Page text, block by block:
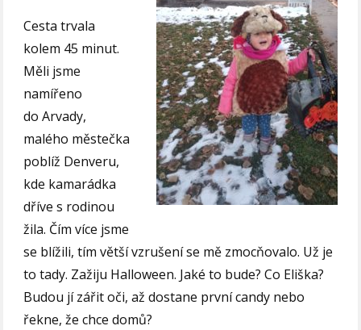
Cesta trvala
kolem 45 minut.
Měli jsme
namířeno
do Arvady,
malého městečka
poblíž Denveru,
kde kamarádka
dříve s rodinou
žila. Čím více jsme
se blížili, tím větší vzrušení se mě zmocňovalo. Už je
to tady. Zažiju Halloween. Jaké to bude? Co Eliška?
Budou jí zářit oči, až dostane první candy nebo
řekne, že chce domů?